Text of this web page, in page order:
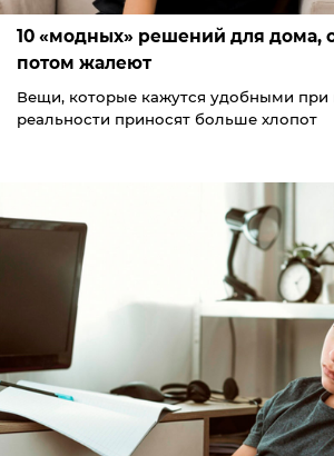
10 «модных» решений для дома,
потом жалеют
Вещи, которые кажутся удобными при
реальности приносят больше хлопот